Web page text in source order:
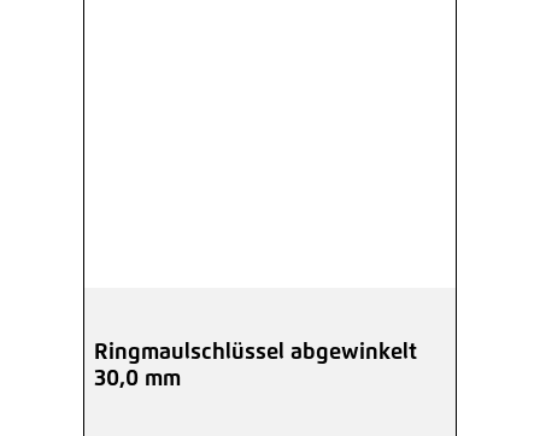
Ringmaulschlüssel abgewinkelt
30,0 mm